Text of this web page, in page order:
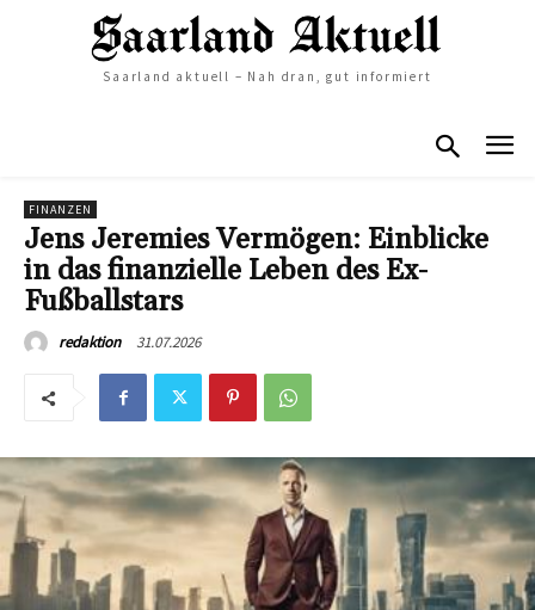
Saarland aktuell – Nah dran, gut informiert
FINANZEN
Jens Jeremies Vermögen: Einblicke
in das finanzielle Leben des Ex-
Fußballstars
redaktion 31.07.2026